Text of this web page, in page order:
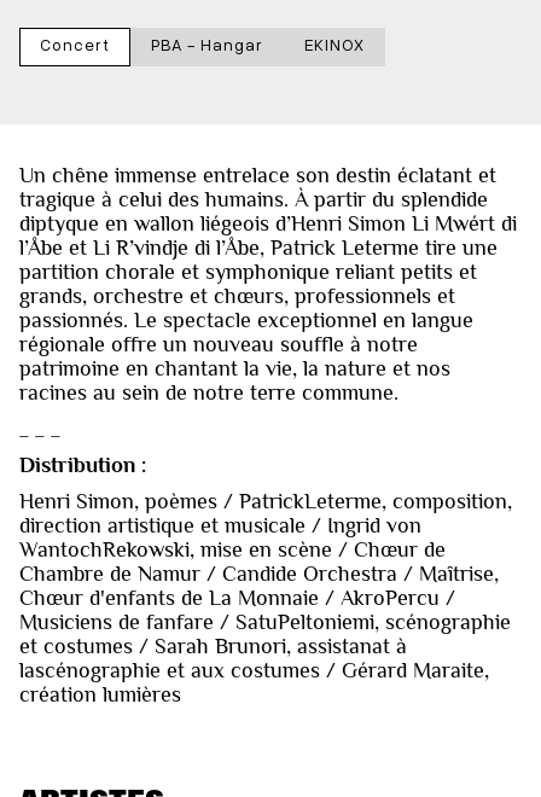
Concert PBA - Hangar EKINOX
Un chêne immense entrelace son destin éclatant et
tragique à celui des humains. À partir du splendide
diptyque en wallon liégeois d’Henri Simon Li Mwért di
l’Åbe et Li R’vindje di l’Åbe, Patrick Leterme tire une
partition chorale et symphonique reliant petits et
grands, orchestre et chœurs, professionnels et
passionnés. Le spectacle exceptionnel en langue
régionale offre un nouveau souffle à notre
patrimoine en chantant la vie, la nature et nos
racines au sein de notre terre commune.
Distribution :
Henri Simon, poèmes / PatrickLeterme, composition,
direction artistique et musicale / Ingrid von
WantochRekowski, mise en scène / Chœur de
Chambre de Namur / Candide Orchestra / Maîtrise,
Chœur d'enfants de La Monnaie / AkroPercu /
Musiciens de fanfare / SatuPeltoniemi, scénographie
et costumes / Sarah Brunori, assistanat à
lascénographie et aux costumes / Gérard Maraite,
création lumières